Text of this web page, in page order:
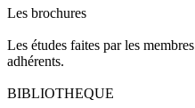
Les brochures
Les études faites par les
adhérents.
BIBLIOTHEQUE